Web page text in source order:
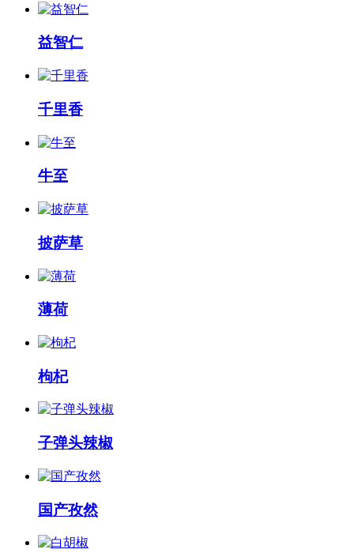
益智仁
千里香
牛至
披萨草
薄荷
枸杞
子弹头辣椒
国产孜然